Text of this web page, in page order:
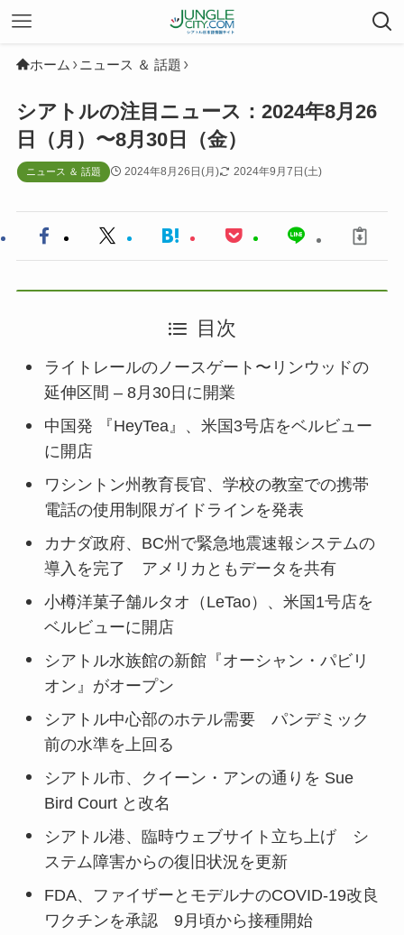
ホーム ニュース ＆ 話題
シアトルの注目ニュース：2024年8月26
日（月）〜8月30日（金）
ニュース ＆ 話題 2024年8月26日(月) 2024年9月7日(土)
目次
ライトレールのノースゲート〜リンウッドの
延伸区間 – 8月30日に開業
中国発 『HeyTea』、米国3号店をベルビュー
に開店
ワシントン州教育長官、学校の教室での携帯
電話の使用制限ガイドラインを発表
カナダ政府、BC州で緊急地震速報システムの
導入を完了 アメリカともデータを共有
小樽洋菓子舗ルタオ（LeTao）、米国1号店を
ベルビューに開店
シアトル水族館の新館『オーシャン・パビリ
オン』がオープン
シアトル中心部のホテル需要 パンデミック
前の水準を上回る
シアトル市、クイーン・アンの通りを Sue
Bird Court と改名
シアトル港、臨時ウェブサイト立ち上げ シ
ステム障害からの復旧状況を更新
FDA、ファイザーとモデルナのCOVID-19改良
ワクチンを承認 9月頃から接種開始